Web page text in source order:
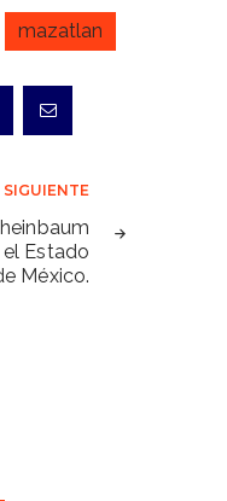
mazatlan
SIGUIENTE
el Estado
México.